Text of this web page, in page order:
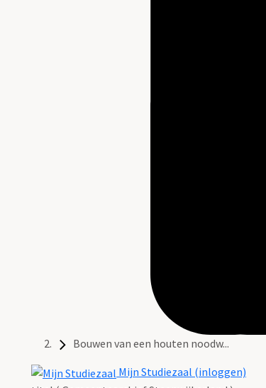
Bouwen van een houten noodw...
Mijn Studiezaal (inloggen)